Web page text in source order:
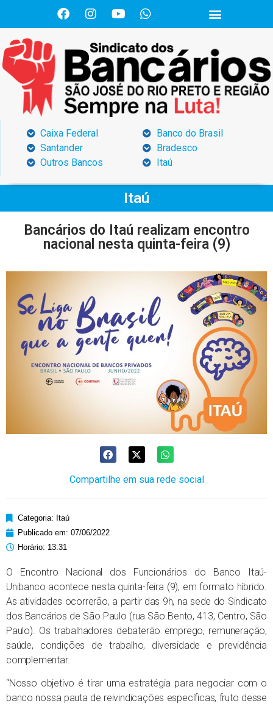
Caixa Federal
Santander
Outros Bancos
Banco do Brasil
Bradesco
Itaú
Itaú
Bancários do Itaú realizam encontro
nacional nesta quinta-feira (9)
Compartilhe em sua rede social
Categoria: Itaú
Publicado em: 07/06/2022
Horário: 13:31
O Encontro Nacional dos Funcionários do Banco Itaú-
Unibanco acontece nesta quinta-feira (9), em formato híbrido.
As atividades ocorrerão, a partir das 9h, na sede do Sindicato
dos Bancários de São Paulo (rua São Bento, 413, Centro, São
Paulo). Os trabalhadores debaterão emprego, remuneração,
saúde, condições de trabalho, diversidade e previdência
complementar.
“Nosso objetivo é tirar uma estratégia para negociar com o
banco nossa pauta de reivindicações específicas, fruto desse